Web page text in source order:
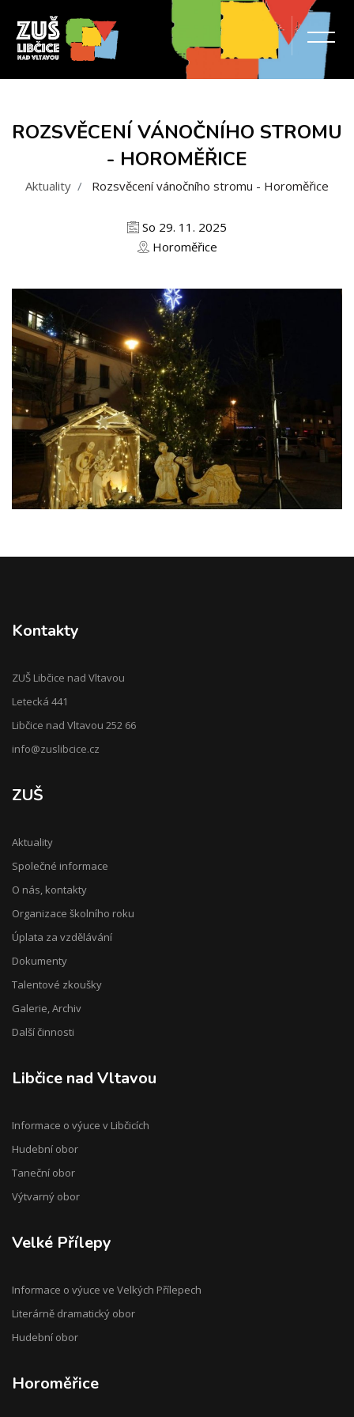
ROZSVĚCENÍ VÁNOČNÍHO STROMU
- HOROMĚŘICE
Aktuality Rozsvěcení vánočního stromu - Horoměřice
So 29. 11. 2025
Horoměřice
Kontakty
ZUŠ Libčice nad Vltavou
Letecká 441
Libčice nad Vltavou 252 66
info@zuslibcice.cz
ZUŠ
Aktuality
Společné informace
O nás, kontakty
Organizace školního roku
Úplata za vzdělávání
Dokumenty
Talentové zkoušky
Galerie, Archiv
Další činnosti
Libčice nad Vltavou
Informace o výuce v Libčicích
Hudební obor
Taneční obor
Výtvarný obor
Velké Přílepy
Informace o výuce ve Velkých Přílepech
Literárně dramatický obor
Hudební obor
Horoměřice